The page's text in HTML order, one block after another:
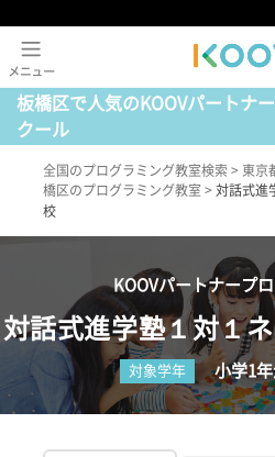
板橋区で人気のKOOVパートナ
クール
全国のプログラミング教室検索 > 東京
橋区のプログラミング教室 > 対話式進
校
KOOVパートナープ
対話式進学塾１対１
対象学年 小学1